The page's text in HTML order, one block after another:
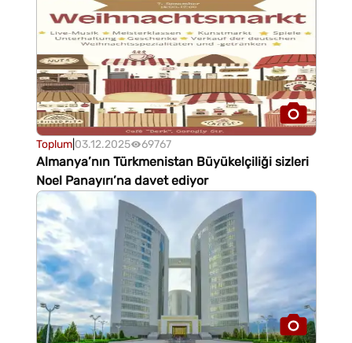
Toplum| 03.12.2025 69767
Almanya’nın Türkmenistan Büyükelçiliği sizleri
Noel Panayırı’na davet ediyor